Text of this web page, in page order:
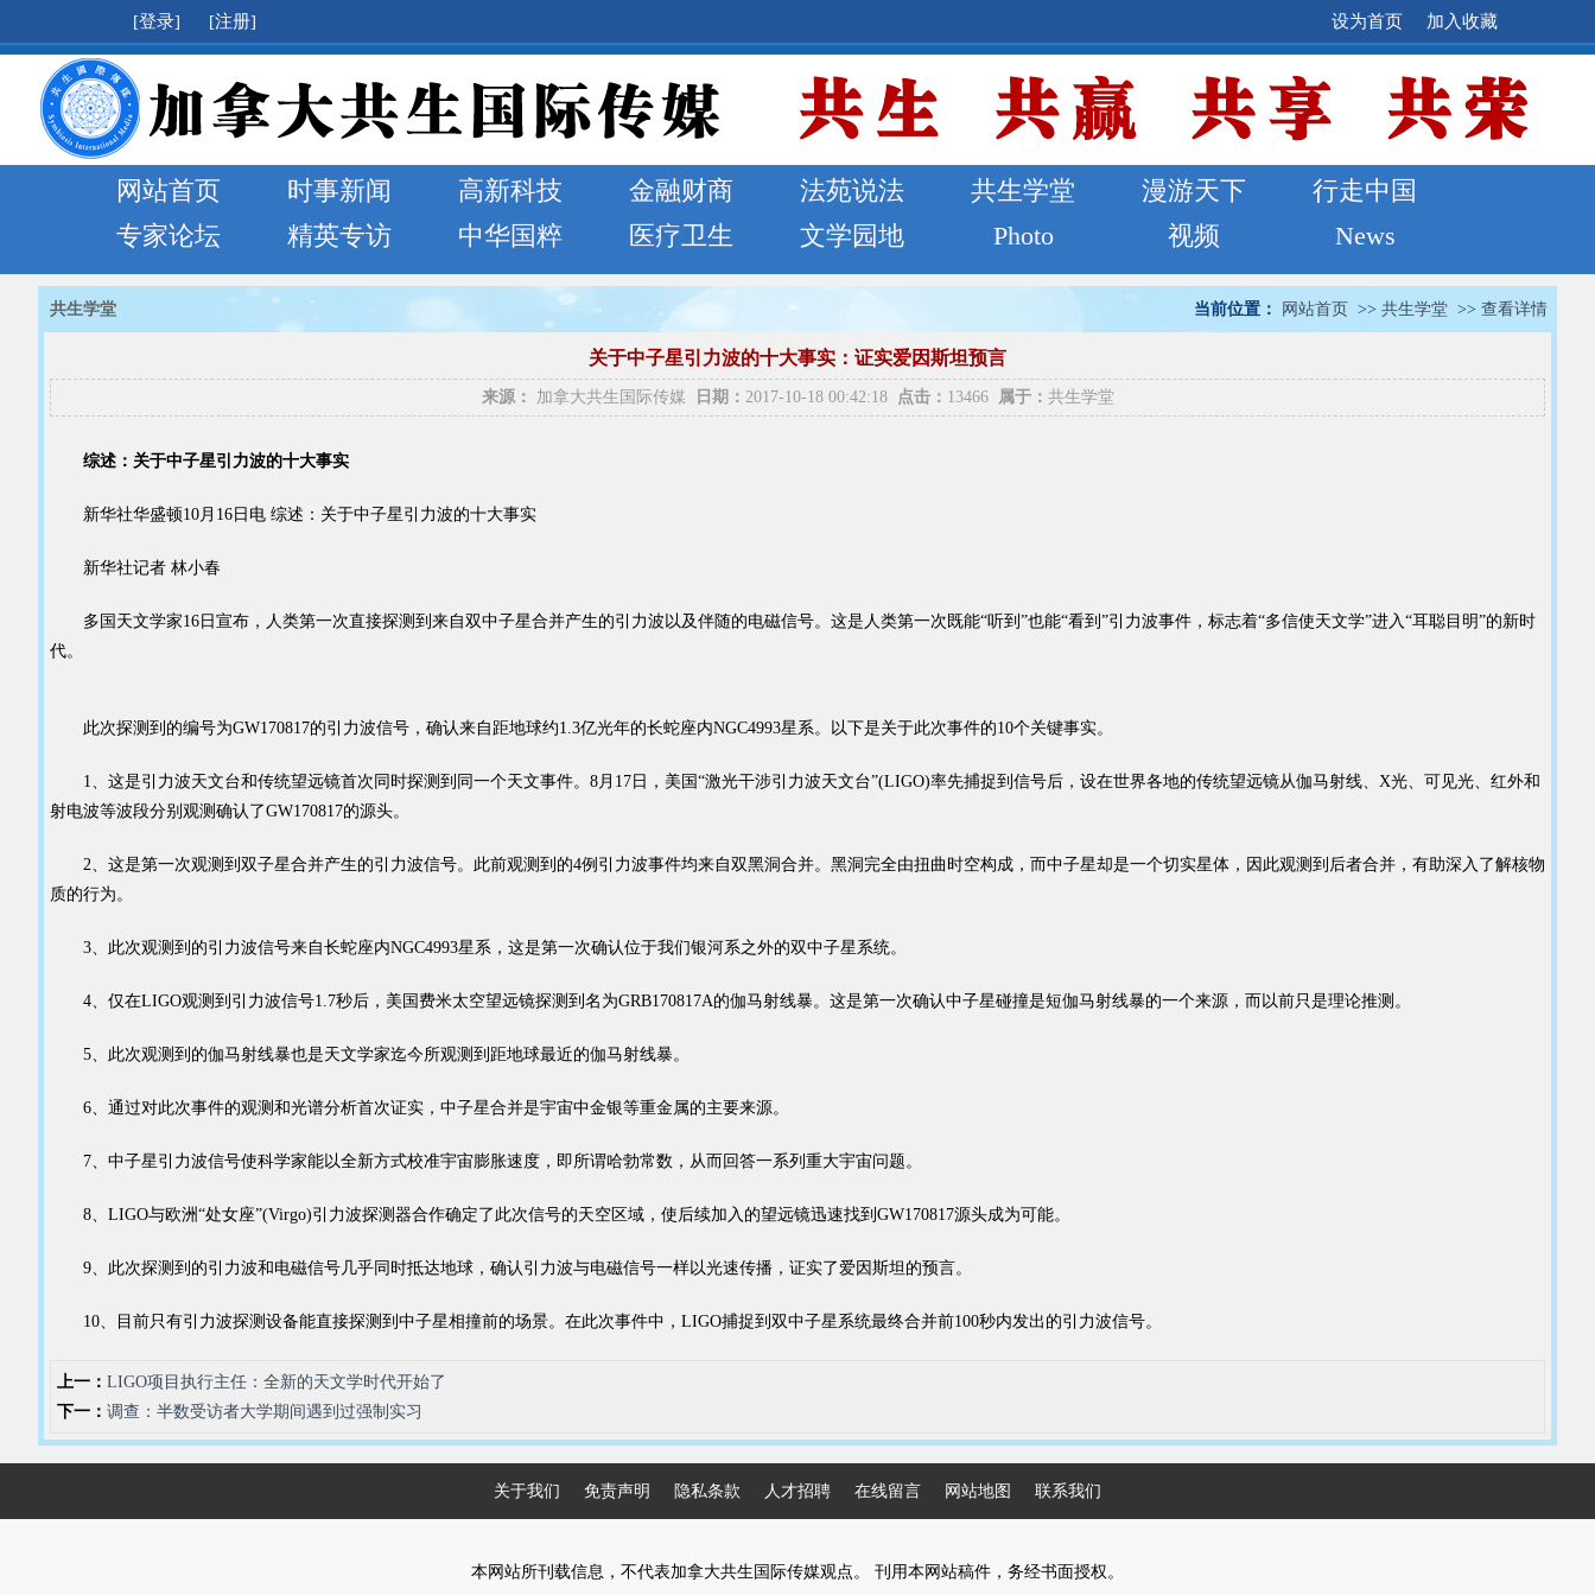
[登录] [注册] 加入收藏
设为首页
网站首页 时事新闻 高新科技 金融财商 法苑说法 共生学堂 漫游天下
行走中国
专家论坛
精英专访 中华国粹 医疗卫生 文学园地 Photo 视频 News
当前位置： 网站首页 >> 共生学堂 >> 查看详情
共生学堂
关于中子星引力波的十大事实：证实爱因斯坦预言
来源： 加拿大共生国际传媒 日期： 2017-10-18 00:42:18 点击： 13466 属于： 共生学堂
综述：关于中子星引力波的十大事实
新华社华盛顿10月16日电 综述：关于中子星引力波的十大事实
新华社记者 林小春
多国天文学家16日宣布，人类第一次直接探测到来自双中子星合并产生的引力波以及伴随的电磁信号。这是人类第一次既能“听到”也能“看到”引力波事件，标志着“多信使天文学”进入“耳聪目明”的新时
代。
此次探测到的编号为GW170817的引力波信号，确认来自距地球约1.3亿光年的长蛇座内NGC4993星系。以下是关于此次事件的10个关键事实。
1、这是引力波天文台和传统望远镜首次同时探测到同一个天文事件。8月17日，美国“激光干涉引力波天文台”(LIGO)率先捕捉到信号后，设在世界各地的传统望远镜从伽马射线、X光、可见光、红外和
射电波等波段分别观测确认了GW170817的源头。
2、这是第一次观测到双子星合并产生的引力波信号。此前观测到的4例引力波事件均来自双黑洞合并。黑洞完全由扭曲时空构成，而中子星却是一个切实星体，因此观测到后者合并，有助深入了解核物
质的行为。
3、此次观测到的引力波信号来自长蛇座内NGC4993星系，这是第一次确认位于我们银河系之外的双中子星系统。
4、仅在LIGO观测到引力波信号1.7秒后，美国费米太空望远镜探测到名为GRB170817A的伽马射线暴。这是第一次确认中子星碰撞是短伽马射线暴的一个来源，而以前只是理论推测。
5、此次观测到的伽马射线暴也是天文学家迄今所观测到距地球最近的伽马射线暴。
6、通过对此次事件的观测和光谱分析首次证实，中子星合并是宇宙中金银等重金属的主要来源。
7、中子星引力波信号使科学家能以全新方式校准宇宙膨胀速度，即所谓哈勃常数，从而回答一系列重大宇宙问题。
8、LIGO与欧洲“处女座”(Virgo)引力波探测器合作确定了此次信号的天空区域，使后续加入的望远镜迅速找到GW170817源头成为可能。
9、此次探测到的引力波和电磁信号几乎同时抵达地球，确认引力波与电磁信号一样以光速传播，证实了爱因斯坦的预言。
10、目前只有引力波探测设备能直接探测到中子星相撞前的场景。在此次事件中，LIGO捕捉到双中子星系统最终合并前100秒内发出的引力波信号。
上一： LIGO项目执行主任：全新的天文学时代开始了
下一： 调查：半数受访者大学期间遇到过强制实习
关于我们 免责声明 隐私条款 人才招聘 在线留言 网站地图 联系我们
本网站所刊载信息，不代表加拿大共生国际传媒观点。 刊用本网站稿件，务经书面授权。